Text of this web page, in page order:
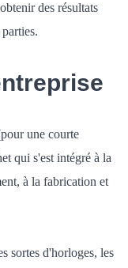
des résultats
une courte
qui s'est intégré à la
à la fabrication et
sortes d'horloges, les